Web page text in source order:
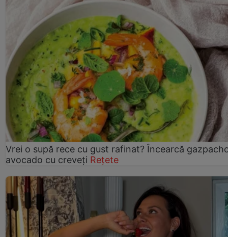
Vrei o supă rece cu gust rafinat? Încearcă
avocado cu creveți Rețete